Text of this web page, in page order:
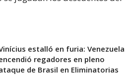
estalló en furia: Venezuela
regadores en pleno
de Brasil en Eliminatorias